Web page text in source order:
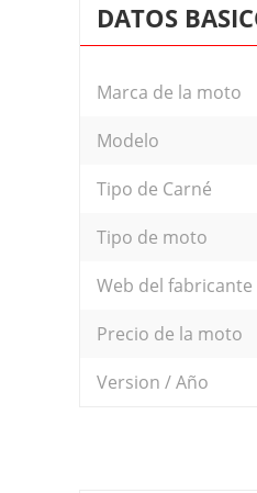
DATOS
Marca de la moto
Modelo
Tipo de Carné
Tipo de moto
Web del fabricante
Precio de la moto
Version / Año